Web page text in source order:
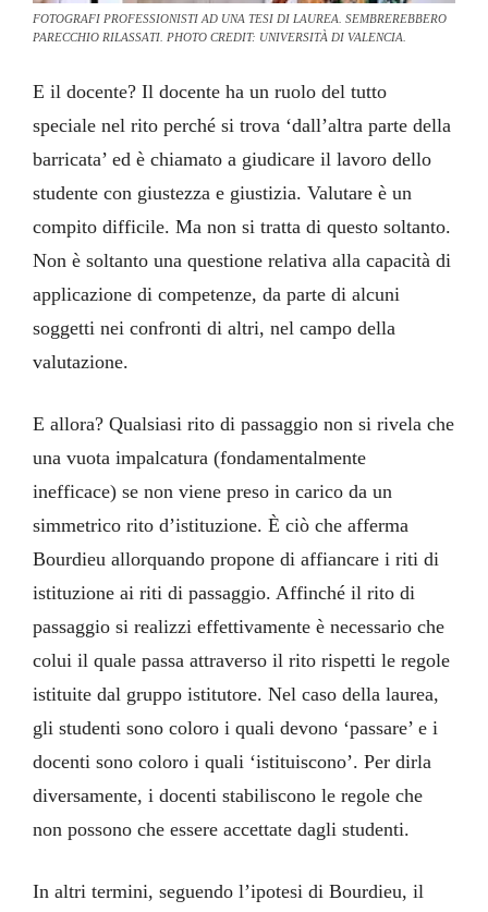
FOTOGRAFI PROFESSIONISTI AD UNA TESI DI LAUREA. SEMBREREBBERO
PARECCHIO RILASSATI. PHOTO CREDIT: UNIVERSITÀ DI VALENCIA.
E il docente? Il docente ha un ruolo del tutto
speciale nel rito perché si trova ‘dall’altra parte della
barricata’ ed è chiamato a giudicare il lavoro dello
studente con giustezza e giustizia. Valutare è un
compito difficile. Ma non si tratta di questo soltanto.
Non è soltanto una questione relativa alla capacità di
applicazione di competenze, da parte di alcuni
soggetti nei confronti di altri, nel campo della
valutazione.
E allora? Qualsiasi rito di passaggio non si rivela che
una vuota impalcatura (fondamentalmente
inefficace) se non viene preso in carico da un
simmetrico rito d’istituzione. È ciò che afferma
Bourdieu allorquando propone di affiancare i riti di
istituzione ai riti di passaggio. Affinché il rito di
passaggio si realizzi effettivamente è necessario che
colui il quale passa attraverso il rito rispetti le regole
istituite dal gruppo istitutore. Nel caso della laurea,
gli studenti sono coloro i quali devono ‘passare’ e i
docenti sono coloro i quali ‘istituiscono’. Per dirla
diversamente, i docenti stabiliscono le regole che
non possono che essere accettate dagli studenti.
In altri termini, seguendo l’ipotesi di Bourdieu, il